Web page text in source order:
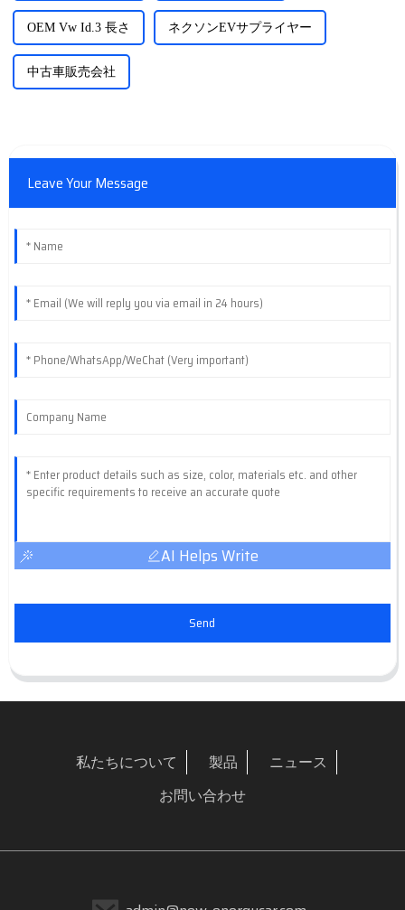
OEM Vw Id.3 長さ ネクソンEVサプライヤー
中古車販売会社
Leave Your Message
AI Helps Write
Send
私たちについて 製品
ニュース
お問い合わせ